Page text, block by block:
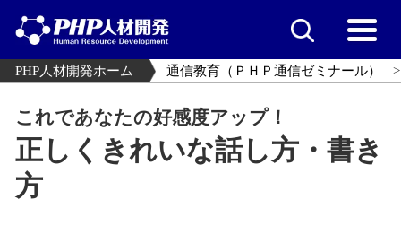
PHP人材開発ホーム 通信教育（ＰＨＰ通信ゼミナール）
これであなたの好感度アップ！
正しくきれいな話し方・書き
方